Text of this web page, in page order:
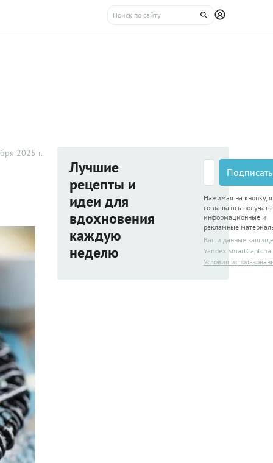
2025 г.
Лучшие
рецепты и
идеи для
вдохновения
каждую
неделю
Нажимая на кнопку, я
соглашаюсь получать
информационные и
рекламные
Ваши данные
Yandex SmartCaptcha
Условия